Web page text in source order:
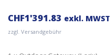
CHF1'391.83 exkl. MWST
zzgl. Versandgebühr